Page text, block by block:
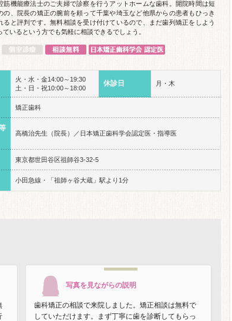
筋機能療法士のご夫婦で診察を行うアットホームな歯科。開院時間は短
の、院長の矯正の腕前を頼って千葉や埼玉など他県からの患者もひっき
ると評判です。無料相談を受け付けているので、まだ歯列矯正をしよう
ているという方でも気軽に相談できるでしょう。
火・水・金14:00～19:30
土・日・祝10:00～18:00
休診日 月・木
矯正歯科
高橋治先生（院長）／日本矯正歯科学会認定医・指導医
東京都世田谷区祖師谷3-32-5
小田急線・「祖師ヶ谷大蔵」駅より1分
写真を見ながらの説明
歯科矯正の相談で来院しました。矯正相談は無料で
していただけます。まず丁寧に歯を診断してもらっ